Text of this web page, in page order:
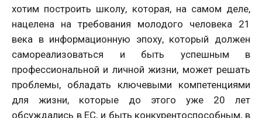
хотим построить школу, которая, на самом деле,
нацелена на требования молодого человека 21
века в информационную эпоху, который должен
самореализоваться и быть успешным в
профессиональной и личной жизни, может решать
проблемы, обладать ключевыми компетенциями
для жизни, которые до этого уже 20 лет
обсуждались в ЕС, и быть конкурентоспособным, в